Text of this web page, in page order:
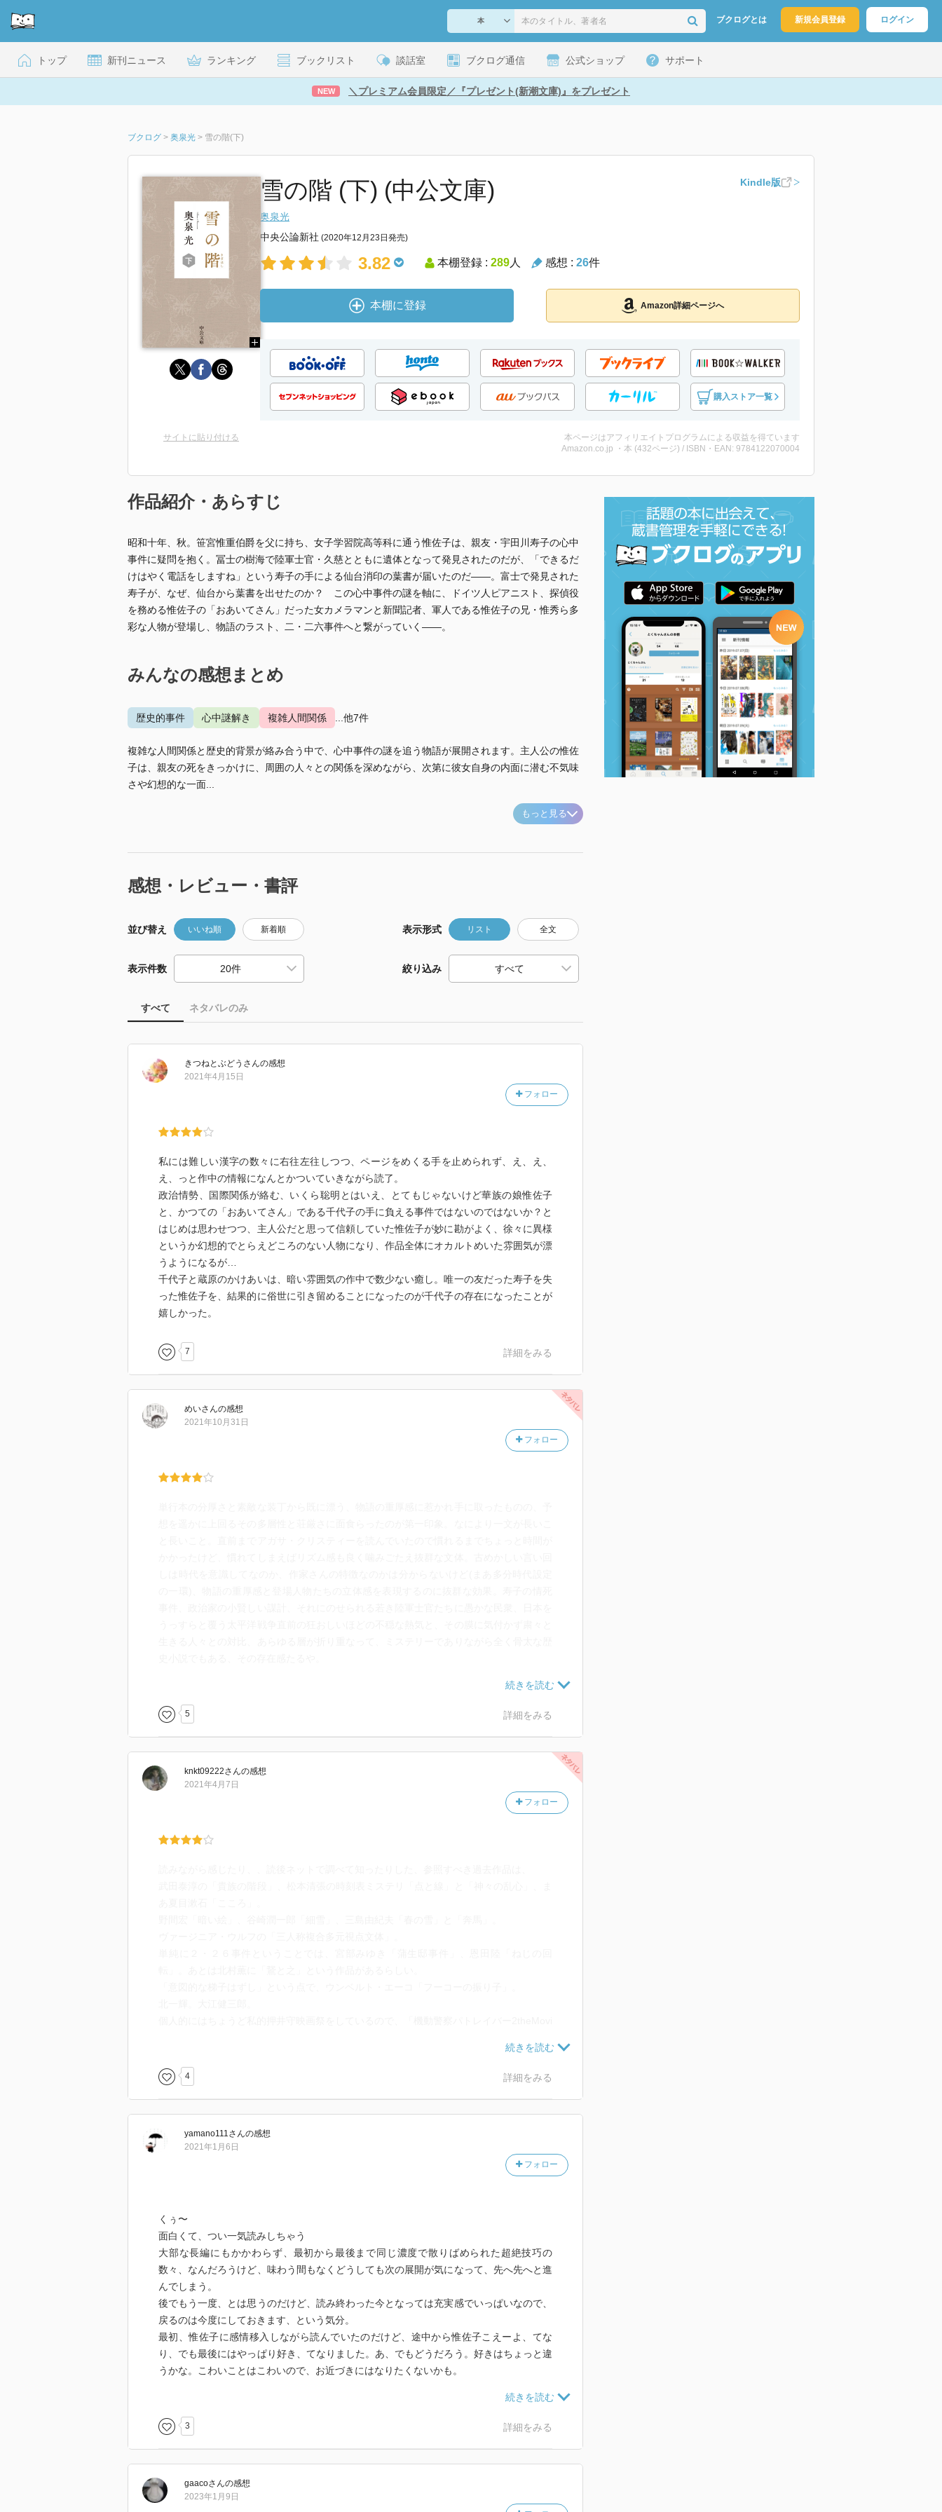
ブクログとは 新規会員登録 ログイン
トップ 新刊ニュース ランキング ブックリスト 談話室 ブクログ通信 公式ショップ サポート
NEW ＼プレミアム会員限定／『プレゼント(新潮文庫)』をプレゼント
ブクログ > 奥泉光 > 雪の階(下)
雪の階 (下) (中公文庫) Kindle版
奥泉光
中央公論新社 (2020年12月23日発売)
3.82 本棚登録 : 289人 感想 : 26件
本棚に登録 Amazon詳細ページへ
購入ストア一覧
サイトに貼り付ける
本ページはアフィリエイトプログラムによる収益を得ています
Amazon.co.jp ・本 (432ページ) / ISBN・EAN: 9784122070004
作品紹介・あらすじ
昭和十年、秋。笹宮惟重伯爵を父に持ち、女子学習院高等科に通う惟佐子は、親友・宇田川寿子の心中
事件に疑問を抱く。冨士の樹海で陸軍士官・久慈とともに遺体となって発見されたのだが、「できるだ
けはやく電話をしますね」という寿子の手による仙台消印の葉書が届いたのだ――。富士で発見された
寿子が、なぜ、仙台から葉書を出せたのか？ この心中事件の謎を軸に、ドイツ人ピアニスト、探偵役
を務める惟佐子の「おあいてさん」だった女カメラマンと新聞記者、軍人である惟佐子の兄・惟秀ら多
彩な人物が登場し、物語のラスト、二・二六事件へと繋がっていく――。
みんなの感想まとめ
歴史的事件 心中謎解き 複雑人間関係 ...他7件
複雑な人間関係と歴史的背景が絡み合う中で、心中事件の謎を追う物語が展開されます。主人公の惟佐
子は、親友の死をきっかけに、周囲の人々との関係を深めながら、次第に彼女自身の内面に潜む不気味
さや幻想的な一面...
もっと見る
感想・レビュー・書評
並び替え いいね順 新着順 表示形式 リスト 全文
表示件数 絞り込み
すべて ネタバレのみ
きつねとぶどう さんの感想
フォロー
2021年4月15日
私には難しい漢字の数々に右往左往しつつ、ページをめくる手を止められず、え、え、
え、っと作中の情報になんとかついていきながら読了。
政治情勢、国際関係が絡む、いくら聡明とはいえ、とてもじゃないけど華族の娘惟佐子
と、かつての「おあいてさん」である千代子の手に負える事件ではないのではないか？と
はじめは思わせつつ、主人公だと思って信頼していた惟佐子が妙に勘がよく、徐々に異様
というか幻想的でとらえどころのない人物になり、作品全体にオカルトめいた雰囲気が漂
うようになるが…
千代子と蔵原のかけあいは、暗い雰囲気の作中で数少ない癒し。唯一の友だった寿子を失
った惟佐子を、結果的に俗世に引き留めることになったのが千代子の存在になったことが
嬉しかった。
7 詳細をみる
めいさんの感想
フォロー
2021年10月31日
徹底した客観描写が印象的。語り手の冷徹な視線は、読みながら歴史の勉強をしているよ
うな錯覚さえ起こさせるが、だからこそ稀に表れる心理描写が重く痛切で、否応なく物語
に巻き込まれる(久慈中尉と黒河の感情は特に痛かった、、、)。加えて、絶妙な塩梅で事
そしてなによりヒロインが魅力的。重ねて強調される容姿の美しさはさることながら、物
語の終盤、なにより残酷な復讐をこの女なら平気な顔でやり遂げるであろうと思わせる人
寧ろ女性でありながらこの時代によくぞこれほどのマイペースを貫けるなと感心させる、
「一君万民の理想はおのずと実現する。我々はおのずとなることのために死ななければな
に無分別を備えた惟浩の、四面四角で狂信的な士官候補への変貌、教育によるたった半年
での人格矯正には恐怖を覚えた。千代子の結婚話で物語は結びを迎えるけれど、その後の
日本の歴史を知る身としてはなんとも不穏な雰囲気を拭いきれない。作家の手のひらの上
とか、折々垣間見る焼けた大地の幻影とか、明らかに未来予知的な能力を惟佐子は持って
るけど、これは惟佐子のミステリアス設定のためだけの要素だったんだろうか。分からな
い。レビュー読み漁ろ。この人の現代小説も読みたいな。
5 詳細をみる
knkt09222さんの感想
フォロー
2021年4月7日
何よりもまず文体の芸。これぞ奥泉。
一文の中で、誰がどうしたと見た誰がどう思うだろうと誰は感じたが誰はこうだった、と
だしい。
この移り気や飄々ぶり、今までは奥泉的人物（アイロニカルでユーモラス）描写だった
前にあの人に話した内容を、そのとき目の前にいた人に話したことを、いまになって思い
出している、とかいう、とにかく迂遠。
それが華族の生活様式を描写するためのものなのか、華族らしい落ち着きぶりを浮き立た
せるのか、安楽椅子探偵ってそんなものなのか、まあ独特。
事件！ 突入！ 闘い！ はここにはない、思い出すとか、思い出しつつ語るとか、聞き
ながら想像するとか、核心に迫ったり離れたり、そりゃ上下巻になるわ。
さらにいえばちょくちょく惟佐子の幻視が差し挟まれる。
これこそが奥泉流ファンタジー（「鳥類学者のファンタジア」とか）に行くんだろうと思
いきや、……。
そこもまた迂遠さ、文体の工夫、長さ、それ自体が批評性を持っているということなんだ
4 詳細をみる
yamano111さんの感想
フォロー
2021年1月6日
くぅ〜
面白くて、つい一気読みしちゃう
大部な長編にもかかわらず、最初から最後まで同じ濃度で散りばめられた超絶技巧の
数々、なんだろうけど、味わう間もなくどうしても次の展開が気になって、先へ先へと進
んでしまう。
後でもう一度、とは思うのだけど、読み終わった今となっては充実感でいっぱいなので、
戻るのは今度にしておきます、という気分。
最初、惟佐子に感情移入しながら読んでいたのだけど、途中から惟佐子こえーよ、てな
り、でも最後にはやっぱり好き、てなりました。あ、でもどうだろう。好きはちょっと違
うかな。こわいことはこわいので、お近づきにはなりたくないかも。
3 詳細をみる
gaacoさんの感想
2023年1月9日